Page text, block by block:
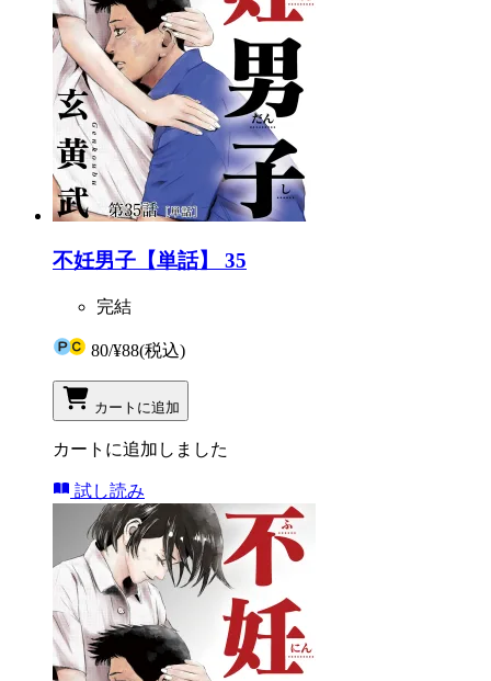
不妊男子【単話】 35
完結
80/¥88(税込)
カートに追加
カートに追加しました
試し読み